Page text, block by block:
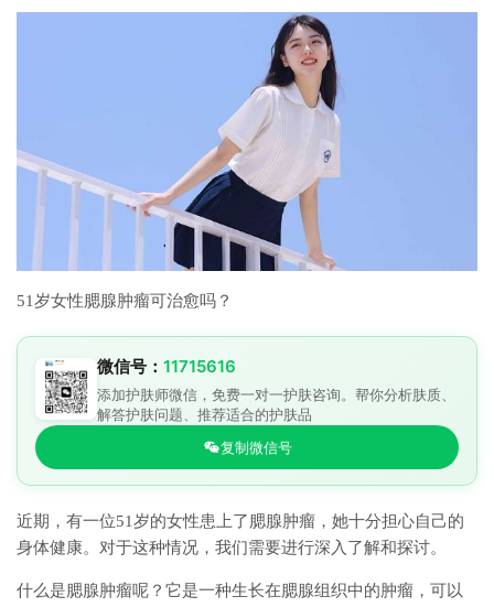
51岁女性腮腺肿瘤可治愈吗？
微信号： 11715616
添加护肤师微信，免费一对一护肤咨询。帮你分析肤质、
解答护肤问题、推荐适合的护肤品
复制微信号
近期，有一位51岁的女性患上了腮腺肿瘤，她十分担心自己的
身体健康。对于这种情况，我们需要进行深入了解和探讨。
什么是腮腺肿瘤呢？它是一种生长在腮腺组织中的肿瘤，可以